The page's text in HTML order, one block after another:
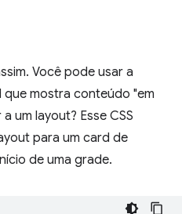
Você pode usar a
mostra conteúdo "em
um layout? Esse CSS
para um card de
de uma grade.